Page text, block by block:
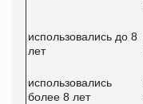
использовались до 8
лет
использовались
более 8 лет